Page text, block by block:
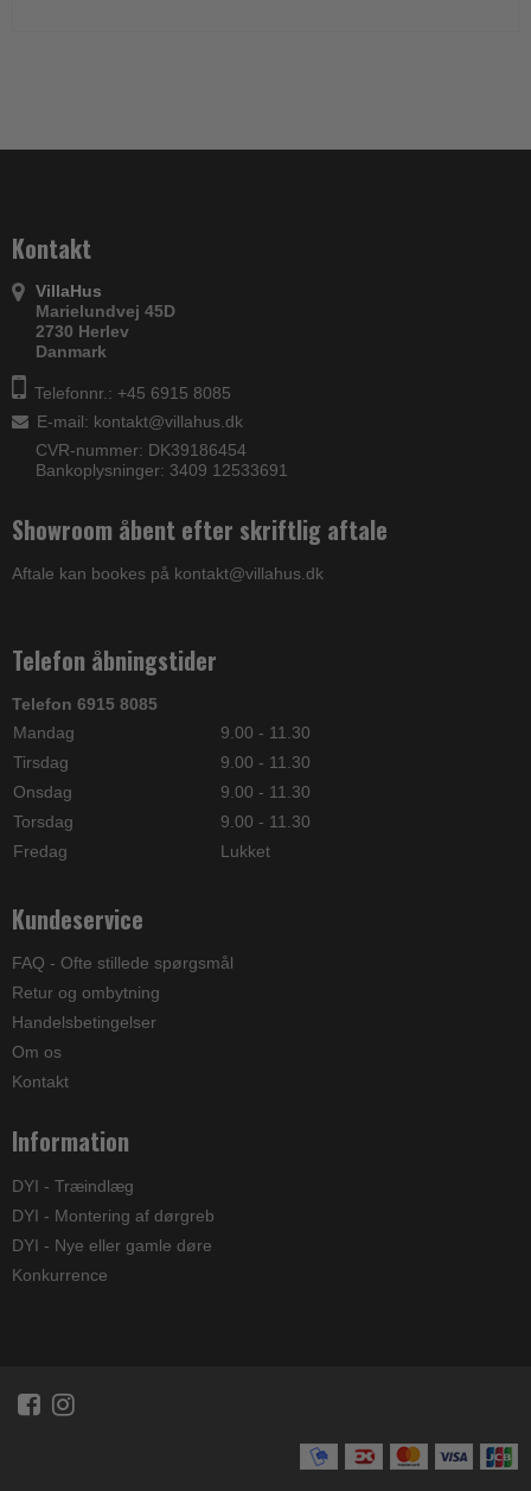
Kontakt
VillaHus
Marielundvej 45D
2730 Herlev
Danmark
Telefonnr.: +45 6915 8085
E-mail: kontakt@villahus.dk
CVR-nummer: DK39186454
Bankoplysninger: 3409 12533691
Showroom åbent efter skriftlig aftale
Aftale kan bookes på kontakt@villahus.dk
Telefon åbningstider
Telefon 6915 8085
Mandag
9.00 - 11.30
Tirsdag
9.00 - 11.30
Onsdag
9.00 - 11.30
Torsdag
9.00 - 11.30
Fredag
Lukket
Kundeservice
FAQ - Ofte stillede spørgsmål
Retur og ombytning
Handelsbetingelser
Om os
Kontakt
Information
DYI - Træindlæg
DYI - Montering af dørgreb
DYI - Nye eller gamle døre
Konkurrence